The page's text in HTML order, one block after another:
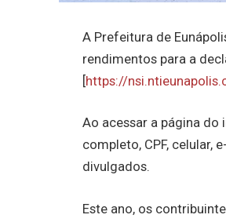
A Prefeitura de
rendimentos para a
[https://
Ao acessar a página
completo, CPF, celular,
divulgados.
Este ano, os